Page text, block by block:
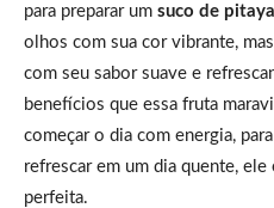
para preparar um suco de
olhos com sua cor vibrante,
com seu sabor suave e
benefícios que essa fruta
começar o dia com energia,
refrescar em um dia quente, ele
perfeita.